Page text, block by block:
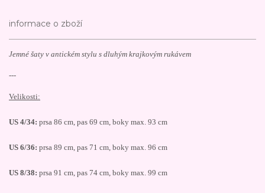
informace o zboží
Jemné šaty v antickém stylu s dluhým krajkovým rukávem
---
Velikosti:
US 4/34: prsa 86 cm, pas 69 cm, boky max. 93 cm
US 6/36: prsa 89 cm, pas 71 cm, boky max. 96 cm
US 8/38: prsa 91 cm, pas 74 cm, boky max. 99 cm